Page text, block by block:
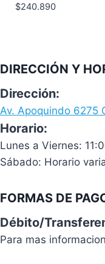
$240.890
DIRECCIÓN Y
Dirección:
Av. Apoquindo 6275
Horario:
Lunes a Viernes:
Sábado: Horario
FORMAS DE
Débito/
Para mas